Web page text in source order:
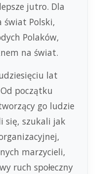
jutro. Dla
świat Polski,
Polaków,
na świat.
lat
początku
go ludzie
się, szukali jak
marzycieli,
ruch społeczny